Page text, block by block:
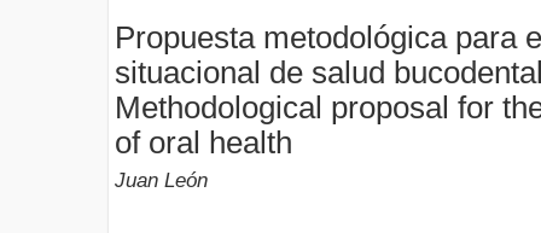
Propuesta metodológica para
situacional de salud
Methodological proposal for
of oral health
Juan León